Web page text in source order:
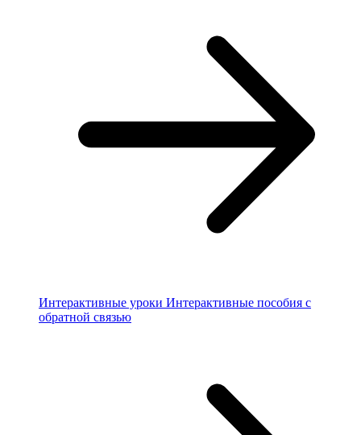
Интерактивные уроки Интерактивные пособия с
обратной связью